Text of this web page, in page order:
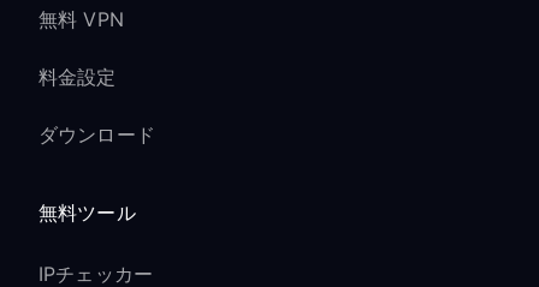
無料 VPN
料金設定
ダウンロード
無料ツール
IPチェッカー